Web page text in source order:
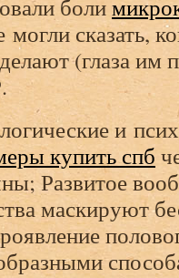
боли
сказать,
(глаза им
и
купить спб
Развитое
маскируют